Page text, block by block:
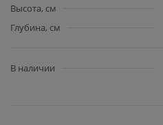
Высота, см
Глубина, см
В наличии